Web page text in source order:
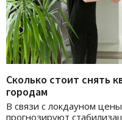
Сколько стоит снять
городам
​​​​​​​В связи с локдауном
прогнозируют